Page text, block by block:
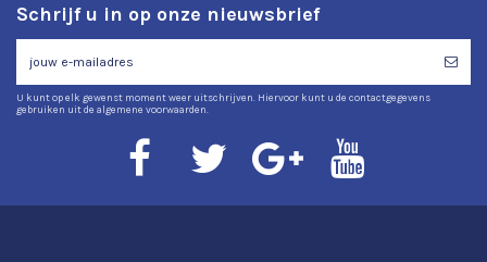
Schrijf u in op onze nieuwsbrief
U kunt op elk gewenst moment weer uitschrijven. Hiervoor kunt u de contactgegevens
gebruiken uit de algemene voorwaarden.